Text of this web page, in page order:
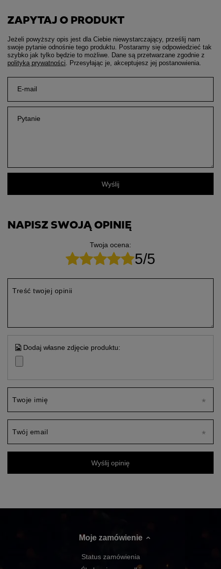
ZAPYTAJ O PRODUKT
Jeżeli powyższy opis jest dla Ciebie niewystarczający, prześlij nam
swoje pytanie odnośnie tego produktu. Postaramy się odpowiedzieć tak
szybko jak tylko będzie to możliwe. Dane są przetwarzane zgodnie z
polityką prywatności. Przesyłając je, akceptujesz jej postanowienia.
E-mail
Pytanie
Wyślij
NAPISZ SWOJĄ OPINIĘ
Twoja ocena:
5/5
Treść twojej opinii
Dodaj własne zdjęcie produktu:
Twoje imię
Twój email
Wyślij opinię
Moje zamówienie
Status zamówienia